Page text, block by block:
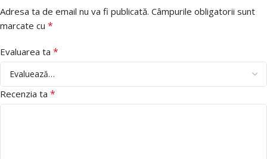
Adresa ta de email nu va fi publicată. Câmpurile obligatorii sunt
marcate cu *
Evaluarea ta *
Recenzia ta *